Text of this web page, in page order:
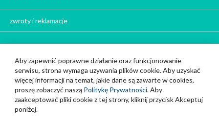
Prezent dla mamy na święta
Prezent dla brata na święta
Prezenty dla mężczyzny na święta
Prezent dla kobiety na święta
Prezent dla szwagra na święta
zwroty i reklamacje
Bądź z nami w kontakcie
Cup and You z siedzibą w Strzelcach Opolskich
888 111 717
info@cupandyou.pl
Aby zapewnić poprawne działanie oraz funkcjonowanie
serwisu, strona wymaga uzywania plików cookie. Aby uzyskać
więcej informacji na temat, jakie dane są zawarte w cookies,
proszę zobaczyć naszą Politykę Prywatności. Aby
zaakceptować pliki cookie z tej strony, kliknij przycisk Akceptuj
poniżej.